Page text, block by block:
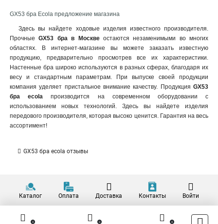
GX53 бра Ecola предложение магазина
Здесь вы найдете ходовые изделия известного производителя.
ПрочныеGX53 бра в Москве остаются незаменимыми во многих
областях. В интернет-магазине вы можете заказать известную
продукцию, предварительно просмотрев все их характеристики.
Настенные бра широко используются в разных сферах, благодаря их
весу и стандартным параметрам. При выпуске своей продукции
компания уделяет пристальное внимание качеству. Продукция GX53
бра ecola производится на современном оборудовании с
использованием новых технологий. Здесь вы найдете изделия
передового производителя, которая высоко ценится. Гарантия на весь
ассортимент!
GX53 бра ecola отзывы
Каталог Оплата Доставка Контакты Войти
0 0 0